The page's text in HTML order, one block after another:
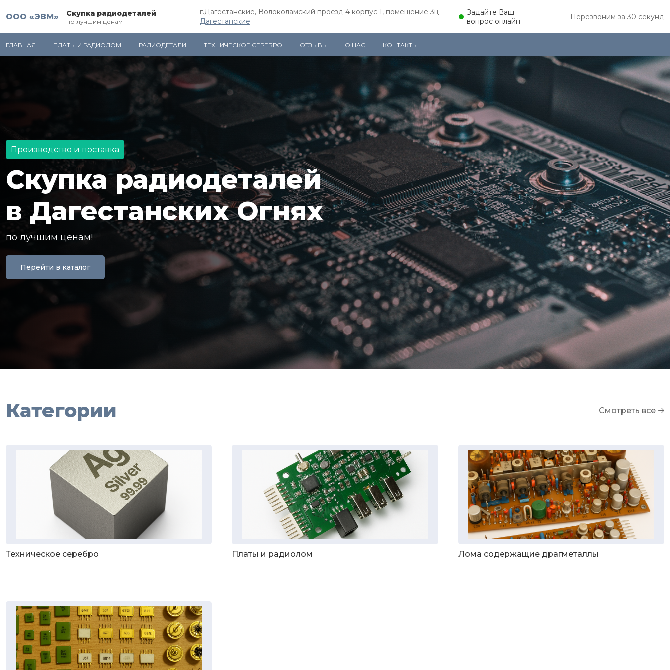
ООО «ЭВМ» Скупка радиодеталей
по лучшим ценам
г.Дагестанские, Волоколамский проезд 4 корпус 1, помещение 3ц
Дагестанские
Задайте Ваш
вопрос онлайн
Перезвоним за 30 секунд
ГЛАВНАЯ ПЛАТЫ И РАДИОЛОМ РАДИОДЕТАЛИ ТЕХНИЧЕСКОЕ СЕРЕБРО ОТЗЫВЫ О НАС КОНТАКТЫ
Производство и поставка
Скупка радиодеталей
в Дагестанских Огнях
по лучшим ценам!
Перейти в каталог
Категории Смотреть все
Техническое серебро Платы и радиолом Лома содержащие драгметаллы